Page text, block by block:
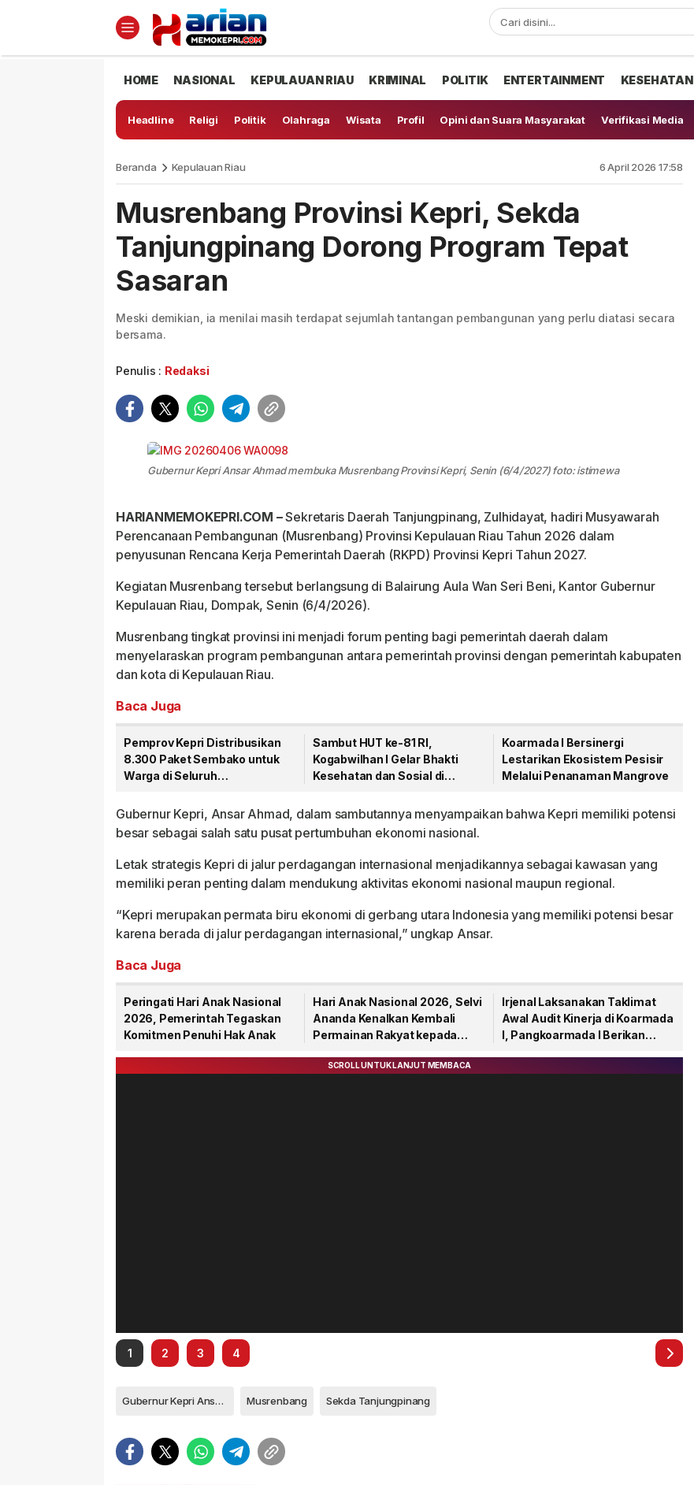
HOME NASIONAL KEPULAUAN RIAU KRIMINAL POLITIK ENTERTAINMENT KESEHATAN
Headline Religi Politik Olahraga Wisata Profil Opini dan Suara Masyarakat Verifikasi Media
Beranda Kepulauan Riau 6 April 2026 17:58
Musrenbang Provinsi Kepri, Sekda
Tanjungpinang Dorong Program Tepat
Sasaran
Meski demikian, ia menilai masih terdapat sejumlah tantangan pembangunan yang perlu diatasi secara
bersama.
Penulis : Redaksi
Gubernur Kepri Ansar Ahmad membuka Musrenbang Provinsi Kepri, Senin (6/4/2027) foto: istimewa
HARIANMEMOKEPRI.COM –Sekretaris Daerah Tanjungpinang, Zulhidayat, hadiri Musyawarah
Perencanaan Pembangunan (Musrenbang) Provinsi Kepulauan Riau Tahun 2026 dalam
penyusunan Rencana Kerja Pemerintah Daerah (RKPD) Provinsi Kepri Tahun 2027.
Kegiatan Musrenbang tersebut berlangsung di Balairung Aula Wan Seri Beni, Kantor Gubernur
Kepulauan Riau, Dompak, Senin (6/4/2026).
Musrenbang tingkat provinsi ini menjadi forum penting bagi pemerintah daerah dalam
menyelaraskan program pembangunan antara pemerintah provinsi dengan pemerintah kabupaten
dan kota di Kepulauan Riau.
Baca Juga
Pemprov Kepri Distribusikan
8.300 Paket Sembako untuk
Warga di Seluruh
Sambut HUT ke-81 RI,
Kogabwilhan I Gelar Bhakti
Kesehatan dan Sosial di
Koarmada I Bersinergi
Lestarikan Ekosistem Pesisir
Melalui Penanaman Mangrove
Gubernur Kepri, Ansar Ahmad, dalam sambutannya menyampaikan bahwa Kepri memiliki potensi
besar sebagai salah satu pusat pertumbuhan ekonomi nasional.
Letak strategis Kepri di jalur perdagangan internasional menjadikannya sebagai kawasan yang
memiliki peran penting dalam mendukung aktivitas ekonomi nasional maupun regional.
“Kepri merupakan permata biru ekonomi di gerbang utara Indonesia yang memiliki potensi besar
karena berada di jalur perdagangan internasional,” ungkap Ansar.
Baca Juga
Peringati Hari Anak Nasional
2026, Pemerintah Tegaskan
Komitmen Penuhi Hak Anak
Hari Anak Nasional 2026, Selvi
Ananda Kenalkan Kembali
Permainan Rakyat kepada
Irjenal Laksanakan Taklimat
Awal Audit Kinerja di Koarmada
I, Pangkoarmada I Berikan
1 2 3 4
Gubernur Kepri Ansar Ahmad Musrenbang Sekda Tanjungpinang